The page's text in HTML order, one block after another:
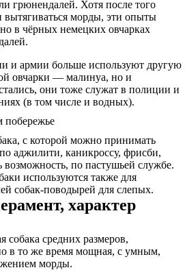
грюнендалей. Хотя после того
вытягиваться морды, эти опыты
в чёрных немецких овчарках
и армии больше используют другую
овчарки — малинуа, но и
они тоже служат в полиции и
(в том числе и водных).
с которой можно принимать
аджилити, каникроссу, фрисби,
возможность, по пастушьей службе.
используются также для
собак-поводырей для слепых.
характер
собака средних размеров,
в то же время мощная, с умным,
морды.